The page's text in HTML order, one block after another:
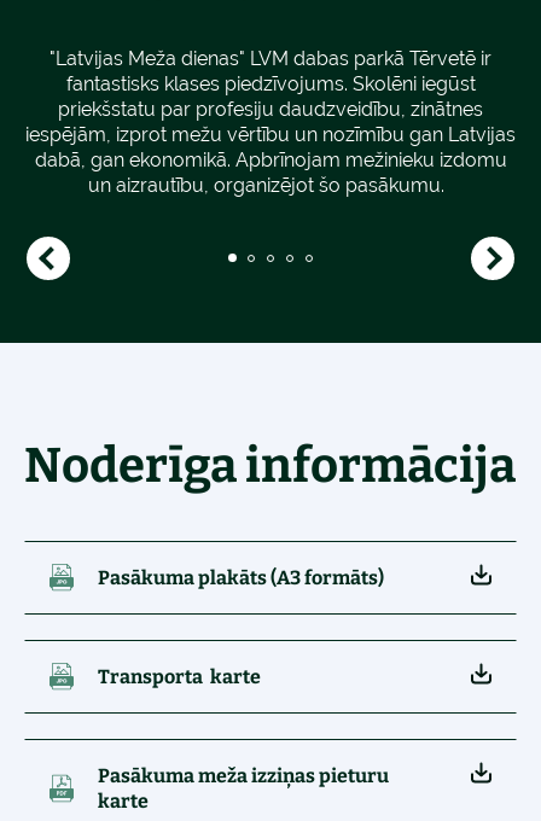
"Latvijas Meža dienas" LVM dabas parkā Tērvetē ir
fantastisks klases piedzīvojums. Skolēni iegūst
priekšstatu par profesiju daudzveidību, zinātnes
iespējām, izprot mežu vērtību un nozīmību gan Latvijas
dabā, gan ekonomikā. Apbrīnojam mežinieku izdomu
un aizrautību, organizējot šo pasākumu.
Noderīga informācija
Pasākuma plakāts (A3 formāts)
Transporta karte
Pasākuma meža izziņas pieturu
karte